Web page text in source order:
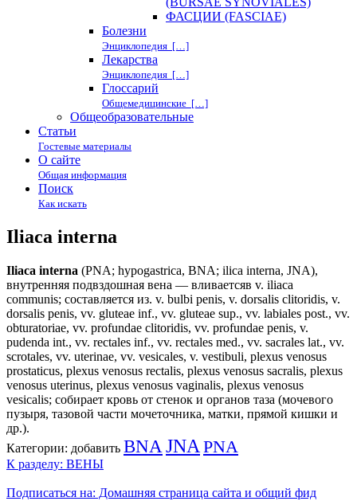
ФАСЦИИ (FASCIAE)
Болезни
Энциклопедия […]
Лекарства
Энциклопедия […]
Глоссарий
Общемедицинские […]
Общеобразовательные
Статьи
Гостевые материалы
О сайте
Общая информация
Поиск
Как искать
Iliaca interna
Iliaca interna (PNA; hypogastrica, BNA; ilica interna, JNA),
внутренняя подвздошная вена — вливаетсяв v. iliaca
communis; составляется из. v. bulbi penis, v. dorsalis clitoridis, v.
dorsalis penis, vv. gluteae inf., vv. gluteae sup., vv. labiales post., vv.
obturatoriae, vv. profundae clitoridis, vv. profundae penis, v.
pudenda int., vv. rectales inf., vv. rectales med., vv. sacrales lat., vv.
scrotales, vv. uterinae, vv. vesicales, v. vestibuli, plexus venosus
prostaticus, plexus venosus rectalis, plexus venosus sacralis, plexus
venosus uterinus, plexus venosus vaginalis, plexus venosus
vesicalis; собирает кровь от стенок и органов таза (мочевого
пузыря, тазовой части мочеточника, матки, прямой кишки и
др.).
Категории: добавить BNA JNA PNA
К разделу: ВЕНЫ
Подписаться на: Домашняя страница сайта и общий фид